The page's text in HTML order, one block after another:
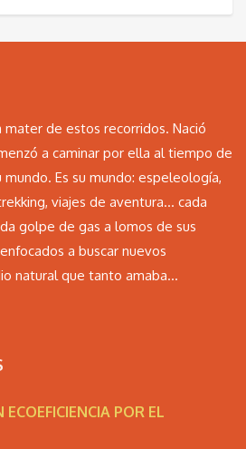
mater de estos recorridos. Nació
a caminar por ella al tiempo de
mundo. Es su mundo: espeleología,
viajes de aventura… cada
golpe de gas a lomos de sus
a buscar nuevos
natural que tanto amaba...
POR EL